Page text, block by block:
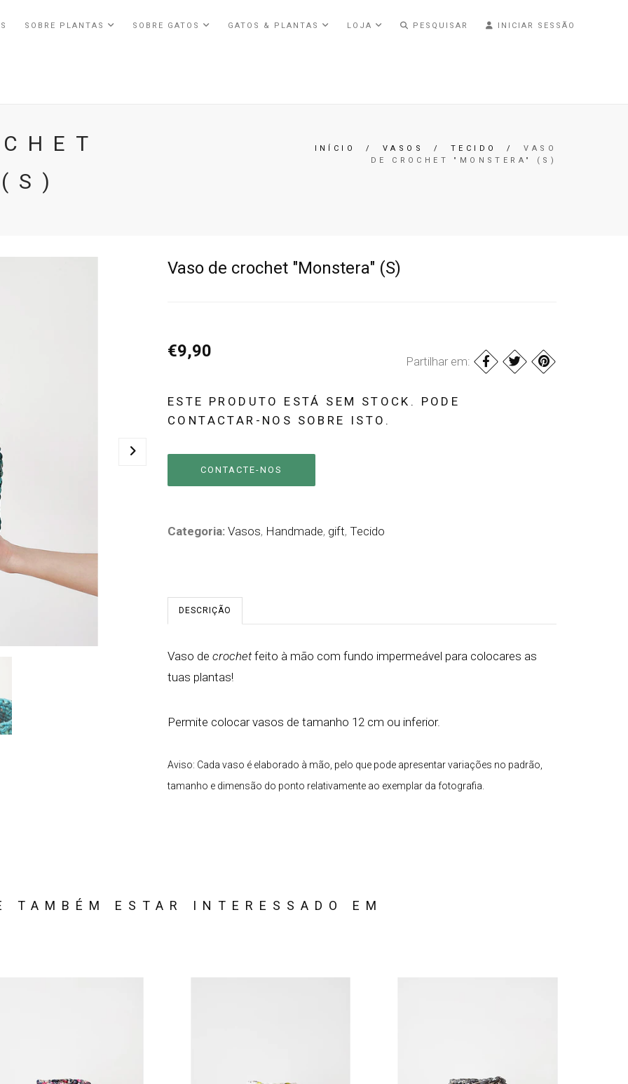
SOBRE PLANTAS SOBRE GATOS GATOS & PLANTAS LOJA PESQUISAR INICIAR SESSÃO
INÍCIO / VASOS / TECIDO /VASO
DE CROCHET "MONSTERA" (S)
Vaso de crochet "Monstera" (S)
€9,90
Partilhar em:
ESTE PRODUTO ESTÁ SEM STOCK. PODE
CONTACTAR-NOS SOBRE ISTO.
CONTACTE-NOS
Categoria: Vasos, Handmade, gift, Tecido
DESCRIÇÃO
Vaso de crochetfeito à mão com fundo impermeável para colocares as
tuas plantas!
Permite colocar vasos de tamanho 12 cm ou inferior.
Aviso: Cada vaso é elaborado à mão, pelo que pode apresentar variações no padrão,
tamanho e dimensão do ponto relativamente ao exemplar da fotografia.
TAMBÉM ESTAR INTERESSADO EM